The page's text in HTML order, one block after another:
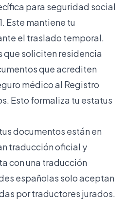
para seguridad social
Este mantiene tu
el traslado temporal.
que soliciten residencia
que acrediten
médicoal Registro
Esto formaliza tu estatus
documentos están en
traducción oficial y
con una traducción
españolas solo aceptan
por traductores jurados.